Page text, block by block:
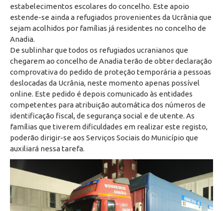
estabelecimentos escolares do concelho. Este apoio
estende-se ainda a refugiados provenientes da Ucrânia que
sejam acolhidos por famílias já residentes no concelho de
Anadia.
De sublinhar que todos os refugiados ucranianos que
chegarem ao concelho de Anadia terão de obter declaração
comprovativa do pedido de proteção temporária a pessoas
deslocadas da Ucrânia, neste momento apenas possível
online. Este pedido é depois comunicado às entidades
competentes para atribuição automática dos números de
identificação fiscal, de segurança social e de utente. As
famílias que tiverem dificuldades em realizar este registo,
poderão dirigir-se aos Serviços Sociais do Município que
auxiliará nessa tarefa.